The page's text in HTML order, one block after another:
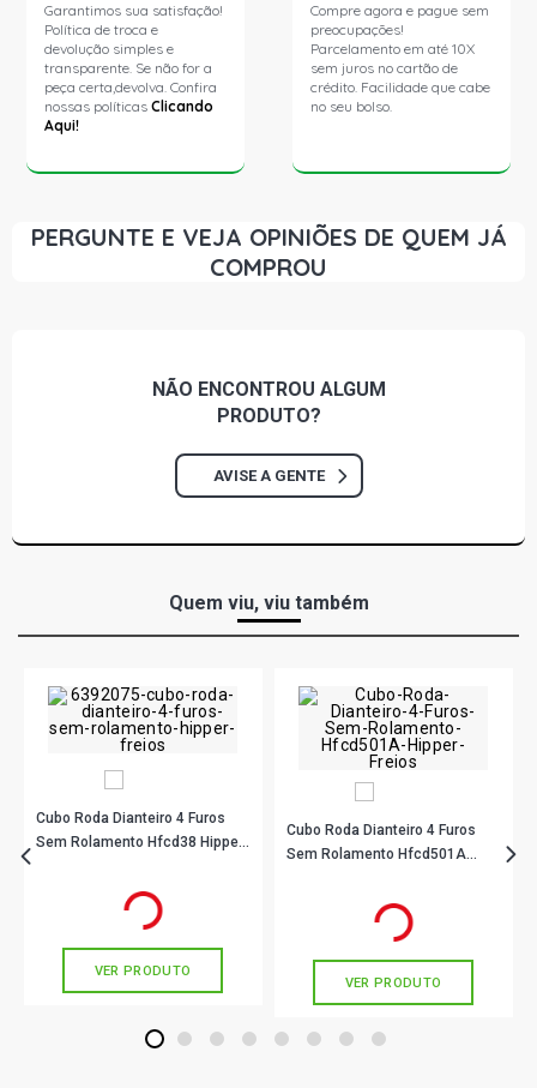
Garantimos sua satisfação!
Política de troca e
devolução simples e
transparente. Se não for a
peça certa,devolva. Confira
nossas políticasClicando
Aqui!
Compre agora e pague sem
preocupações!
Parcelamento em até 10X
sem juros no cartão de
crédito. Facilidade que cabe
no seu bolso.
PERGUNTE E VEJA OPINIÕES DE QUEM JÁ
COMPROU
NÃO ENCONTROU ALGUM
PRODUTO?
AVISE A GENTE
Quem viu, viu também
Cubo Roda Dianteiro 4 Furos
Sem Rolamento Hfcd38 Hipper
em até 1x de
VER PRODUTO
Cubo Roda Dianteiro 4 Furos
Sem Rolamento Hfcd501A
em até 2x de
VER PRODUTO
1 2 3 4 5 6 7 8